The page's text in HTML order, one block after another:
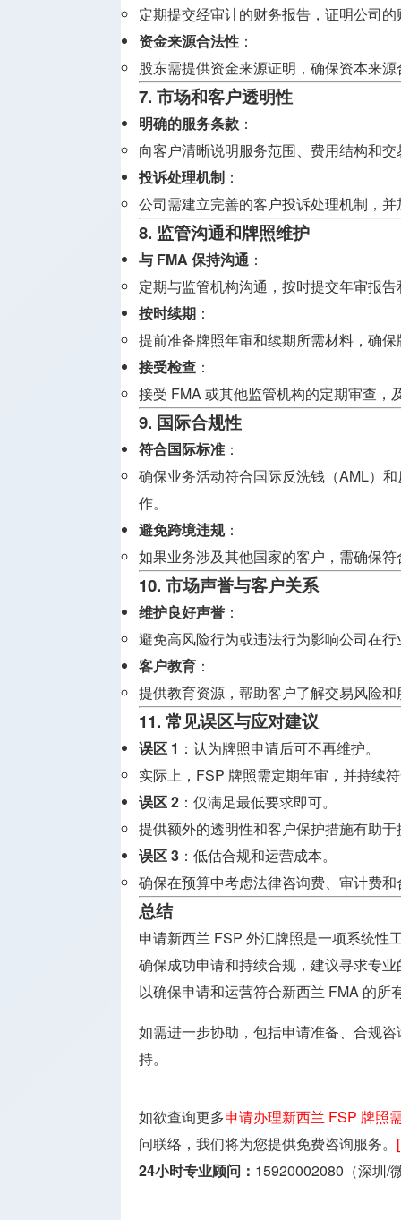
定期提交经审计的财务报告，证明公司
资金来源合法性 ：
股东需提供资金来源证明，确保资本来
7. 市场和客户透明性
明确的服务条款 ：
向客户清晰说明服务范围、费用结构和
投诉处理机制 ：
公司需建立完善的客户投诉处理机制，
8. 监管沟通和牌照维护
与 FMA 保持沟通 ：
定期与监管机构沟通，按时提交年审报
按时续期 ：
提前准备牌照年审和续期所需材料，确
接受检查 ：
接受 FMA 或其他监管机构的定期审查，
9. 国际合规性
符合国际标准 ：
确保业务活动符合国际反洗钱（AML）
作。
避免跨境违规：
如果业务涉及其他国家的客户，需确保
10. 市场声誉与客户关系
维护良好声誉 ：
避免高风险行为或违法行为影响公司在
客户教育 ：
提供教育资源，帮助客户了解交易风险
11. 常见误区与应对建议
误区 1 ：认为牌照申请后可不再维护。
实际上，FSP 牌照需定期年审，并持续
误区 2 ：仅满足最低要求即可。
提供额外的透明性和客户保护措施有助
误区 3 ：低估合规和运营成本。
确保在预算中考虑法律咨询费、审计费
总结
申请新西兰 FSP 外汇牌照是一项系统性
确保成功申请和持续合规，建议寻求专
以确保申请和运营符合新西兰 FMA 的所
如需进一步协助，包括申请准备、合规
持。
如欲查询更多申请办理新西兰 FSP 牌照
问联络，我们将为您提供免费咨询服务。
24小时专业顾问： 15920002080（深圳/